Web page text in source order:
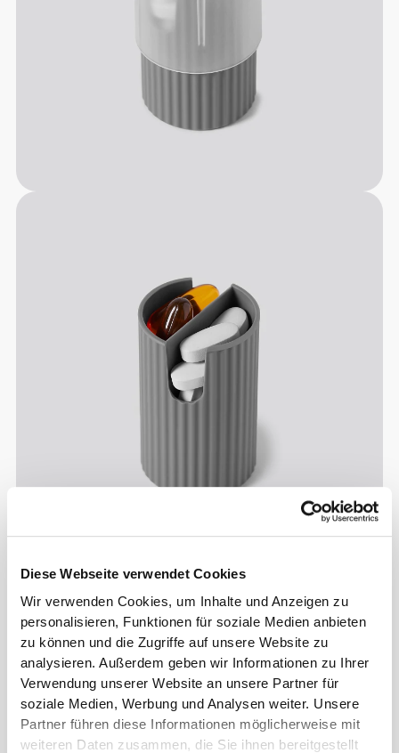
Diese Webseite verwendet Cookies
Wir verwenden Cookies, um Inhalte und Anzeigen zu
personalisieren, Funktionen für soziale Medien anbieten
zu können und die Zugriffe auf unsere Website zu
analysieren. Außerdem geben wir Informationen zu Ihrer
Verwendung unserer Website an unsere Partner für
soziale Medien, Werbung und Analysen weiter. Unsere
Partner führen diese Informationen möglicherweise mit
weiteren Daten zusammen, die Sie ihnen bereitgestellt
Info und Pflegehinweise
Gesamtbewertungen
4.7